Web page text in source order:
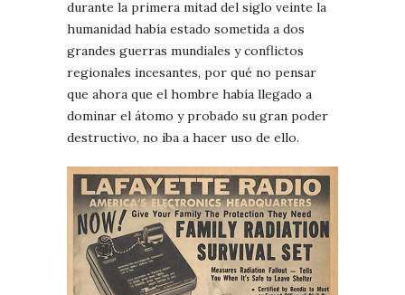
durante la primera mitad del siglo veinte la
humanidad había estado sometida a dos
grandes guerras mundiales y conflictos
regionales incesantes, por qué no pensar
que ahora que el hombre había llegado a
dominar el átomo y probado su gran poder
destructivo, no iba a hacer uso de ello.